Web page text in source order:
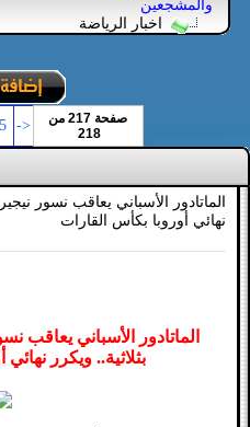
والمشجعين
اخبار الرياضة
صفحة 217 من
218
<-
215
الماتادور الأسباني يعاقب نسور
نهائي أوروبا بكأس القارات
الماتادور الأسباني يعاقب
بثلاثية.. ويكرر